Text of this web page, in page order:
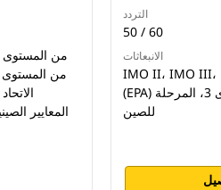
التردد
50 / 60
الانبعاثات
IMO II، IMO III، معايير وكالة حماية البيئة
(EPA) الأمريكية من المستوى 3، المرحلة II
للصين